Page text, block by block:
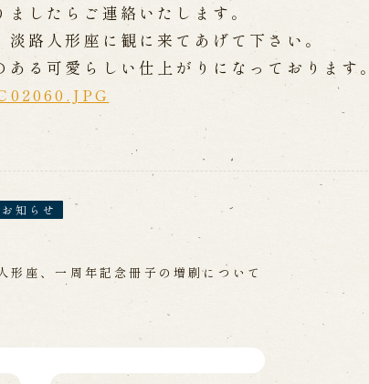
生み神話
淡路人形浄瑠璃の歴史
淡路人形の広がり
の伝統芸能
ましたらご連絡いたします。
淡路人形座に観に来てあげて下さい。
ある可愛らしい仕上がりになっております。
知らせ
形座、一周年記念冊子の増刷について